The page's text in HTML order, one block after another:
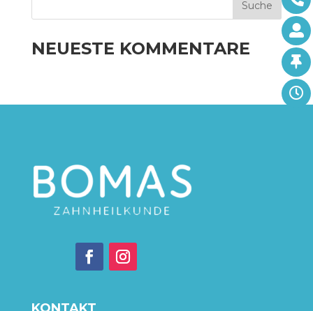
NEUESTE KOMMENTARE